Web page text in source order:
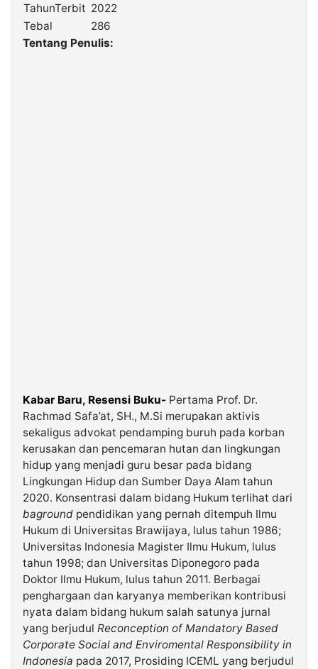
MediaTahunTerbit 2022
Tebal
286
Tentang Penulis:
Kabar Baru, Resensi Buku- Pertama Prof. Dr.
Rachmad Safa’at, SH., M.Si merupakan aktivis
sekaligus advokat pendamping buruh pada korban
kerusakan dan pencemaran hutan dan lingkungan
hidup yang menjadi guru besar pada bidang
Lingkungan Hidup dan Sumber Daya Alam tahun
2020. Konsentrasi dalam bidang Hukum terlihat dari
baground pendidikan yang pernah ditempuh Ilmu
Hukum di Universitas Brawijaya, lulus tahun 1986;
Universitas Indonesia Magister Ilmu Hukum, lulus
tahun 1998; dan Universitas Diponegoro pada
Doktor Ilmu Hukum, lulus tahun 2011. Berbagai
penghargaan dan karyanya memberikan kontribusi
nyata dalam bidang hukum salah satunya jurnal
yang berjudul Reconception of Mandatory Based
Corporate Social and Enviromental Responsibility in
Indonesia pada 2017, Prosiding ICEML yang berjudul